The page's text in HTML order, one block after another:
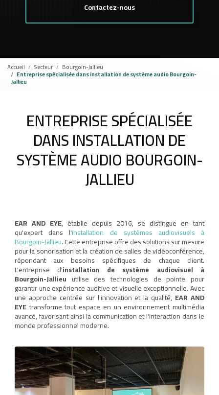
Contactez-nous
Accueil Secteur Bourgoin-Jallieu
Entreprise spécialisée dans installation de système audio Bourgoin-
Jallieu
ENTREPRISE SPÉCIALISÉE
DANS INSTALLATION DE
SYSTÈME AUDIO BOURGOIN-
JALLIEU
EAR AND EYE, établie depuis 2016, se distingue en tant
qu'expert dans l'installation de systèmes audiovisuels à
Bourgoin-Jallieu. Cette entreprise offre des solutions sur mesure
pour la sonorisation et la création de salles de vidéoconférence,
répondant aux besoins spécifiques de chaque client.
L'entreprise d'installation de système audiovisuel à
Bourgoin-Jallieu utilise des technologies de pointe pour
garantir une expérience auditive et visuelle exceptionnelle. Avec
une approche centrée sur l'innovation et la qualité, EAR AND
EYEtransforme tout espace en un environnement multimédia
avancé, favorisant ainsi la communication et l'interaction dans le
monde professionnel moderne.